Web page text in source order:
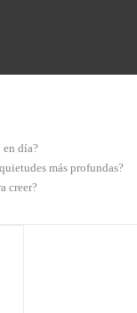
día?
más profundas?
creer?